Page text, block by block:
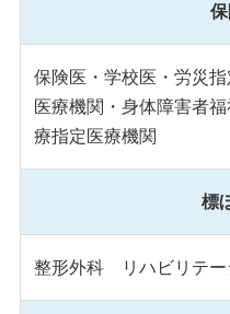
保険医・学校医・労災
医療機関・身体障害者
療指定医療機関
標
整形外科 リハビリテー